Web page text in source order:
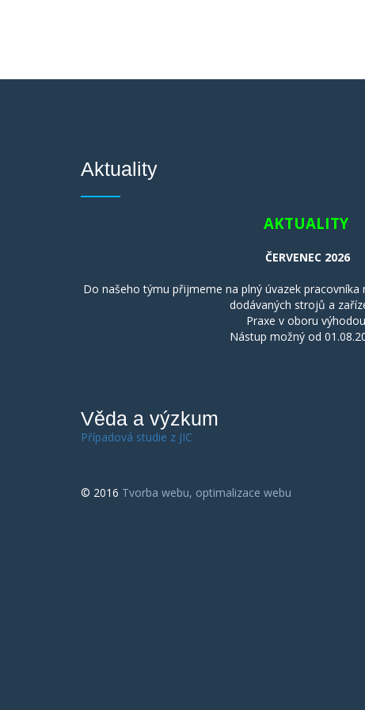
Aktuality
AKTUALITY
ČERVENEC 2026
Do našeho týmu přijmeme na plný úvazek
dodávaných strojů a
Praxe v oboru výhodou
Nástup možný od
Věda a výzkum
Případová studie z JIC
© 2016 Tvorba webu, optimalizace webu